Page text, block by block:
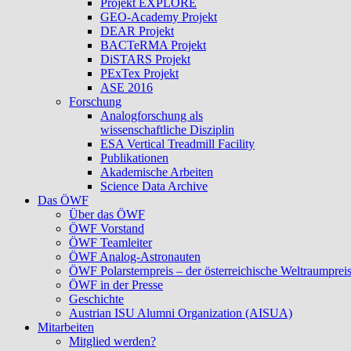
Projekt EXPLORE
GEO-Academy Projekt
DEAR Projekt
BACTeRMA Projekt
DiSTARS Projekt
PExTex Projekt
ASE 2016
Forschung
Analogforschung als
wissenschaftliche Disziplin
ESA Vertical Treadmill Facility
Publikationen
Akademische Arbeiten
Science Data Archive
Das ÖWF
Über das ÖWF
ÖWF Vorstand
ÖWF Teamleiter
ÖWF Analog-Astronauten
ÖWF Polarsternpreis – der österreichische Weltraumpreis
ÖWF in der Presse
Geschichte
Austrian ISU Alumni Organization (AISUA)
Mitarbeiten
Mitglied werden?